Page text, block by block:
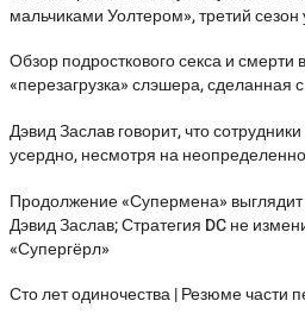
мальчиками Уолтером», третий
Обзор подросткового секса и смерти
«перезагрузка» слэшера, сделанная
Дэвид Заслав говорит, что
усердно, несмотря на
Продолжение «Супермена»
Дэвид Заслав; Стратегия DC не
«Супергёрл»
Сто лет одиночества | Резюме части